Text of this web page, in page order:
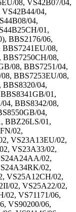
08, VS42B07/04,
04,
04,
01,
BBS2176/06,
08,
BBS7250CH/08,
08, BBS7251/04,
BBS7253EU/08,
BBS8320/04,
01,
BBS8342/08,
04,
BBZ26LS/01,
02,
VS23A13EU/02,
VS23A33/02,
02,
02,
VS25A12CH/02,
02, VS25A22/02,
02, VS71171/06,
VS90200/06,